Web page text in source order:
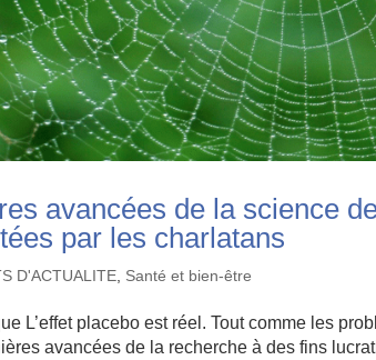
avancées de la science
par les charlatans
D'ACTUALITE Santé et bien-être
L’effet placebo est réel. Tout comme les
avancées de la recherche à des fins